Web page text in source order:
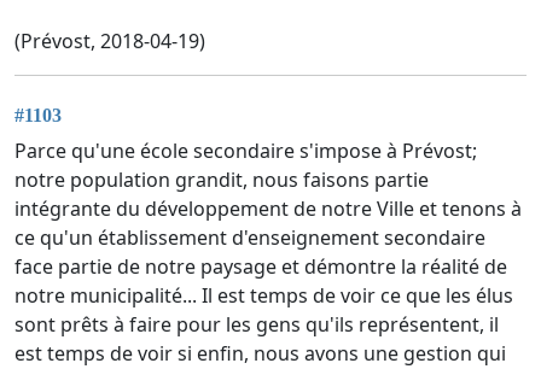
(Prévost, 2018-04-19)
#1103
Parce qu'une école secondaire s'impose à Prévost;
notre population grandit, nous faisons partie
intégrante du développement de notre Ville et tenons à
ce qu'un établissement d'enseignement secondaire
face partie de notre paysage et démontre la réalité de
notre municipalité... Il est temps de voir ce que les élus
sont prêts à faire pour les gens qu'ils représentent, il
est temps de voir si enfin, nous avons une gestion qui